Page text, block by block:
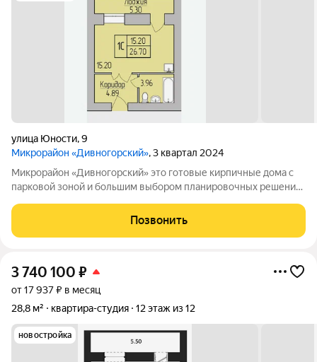
улица Юности,9
Микрорайон «Дивногорский», 3 квартал 2024
Микрорайон «Дивногорский» это готовые кирпичные дома с
парковой зоной и большим выбором планировочных решений.
с безопасным покрытием.
Позвонить
3 740 100 ₽
от 17 937 ₽ в месяц
28,8 м²
квартира-студия 12 этаж из 12
новостройка